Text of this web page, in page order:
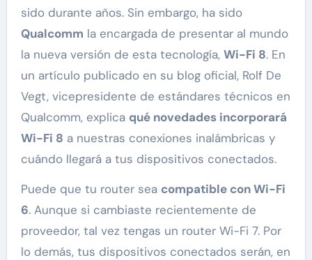
sido durante años. Sin embargo, ha sido
Qualcomm la encargada de presentar al mundo
la nueva versión de esta tecnología, Wi-Fi 8. En
un artículo publicado en su blog oficial, Rolf De
Vegt, vicepresidente de estándares técnicos en
Qualcomm, explica qué novedades incorporará
Wi-Fi 8 a nuestras conexiones inalámbricas y
cuándo llegará a tus dispositivos conectados.
Puede que tu router sea compatible con Wi-Fi
6. Aunque si cambiaste recientemente de
proveedor, tal vez tengas un router Wi-Fi 7. Por
lo demás, tus dispositivos conectados serán, en